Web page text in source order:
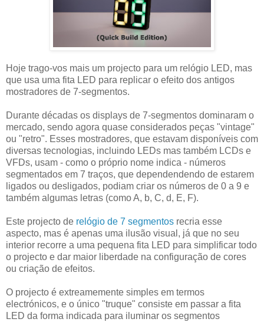
Hoje trago-vos mais um projecto para um relógio LED, mas
que usa uma fita LED para replicar o efeito dos antigos
mostradores de 7-segmentos.
Durante décadas os displays de 7-segmentos dominaram o
mercado, sendo agora quase considerados peças "vintage"
ou "retro". Esses mostradores, que estavam disponíveis com
diversas tecnologias, incluindo LEDs mas também LCDs e
VFDs, usam - como o próprio nome indica - números
segmentados em 7 traços, que dependendendo de estarem
ligados ou desligados, podiam criar os números de 0 a 9 e
também algumas letras (como A, b, C, d, E, F).
Este projecto de relógio de 7 segmentos recria esse
aspecto, mas é apenas uma ilusão visual, já que no seu
interior recorre a uma pequena fita LED para simplificar todo
o projecto e dar maior liberdade na configuração de cores
ou criação de efeitos.
O projecto é extreamemente simples em termos
electrónicos, e o único "truque" consiste em passar a fita
LED da forma indicada para iluminar os segmentos